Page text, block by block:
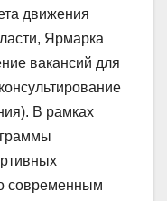
движения
Ярмарка
вакансий для
В рамках
современным